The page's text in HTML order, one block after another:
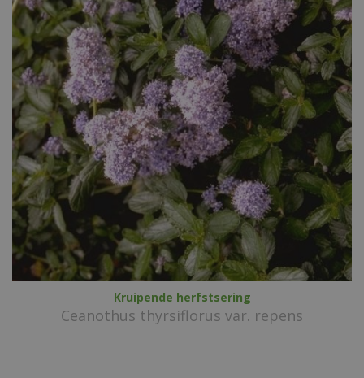
Kruipende herfstsering
Ceanothus thyrsiflorus var. repens